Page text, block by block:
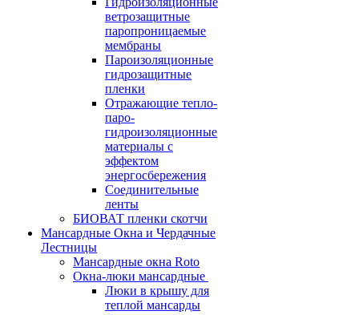
ветрозащитные
паропроницаемые
мембраны
Пароизоляционные
гидрозащитные
пленки
Отражающие тепло-
паро-
гидроизоляционные
материалы с
эффектом
энергосбережения
Соединительные
ленты
БИОВАТ пленки скотчи
Мансардные Окна и Чердачные
Лестницы
Мансардные окна Roto
Окна-люки мансардные
Люки в крышу для
теплой мансарды